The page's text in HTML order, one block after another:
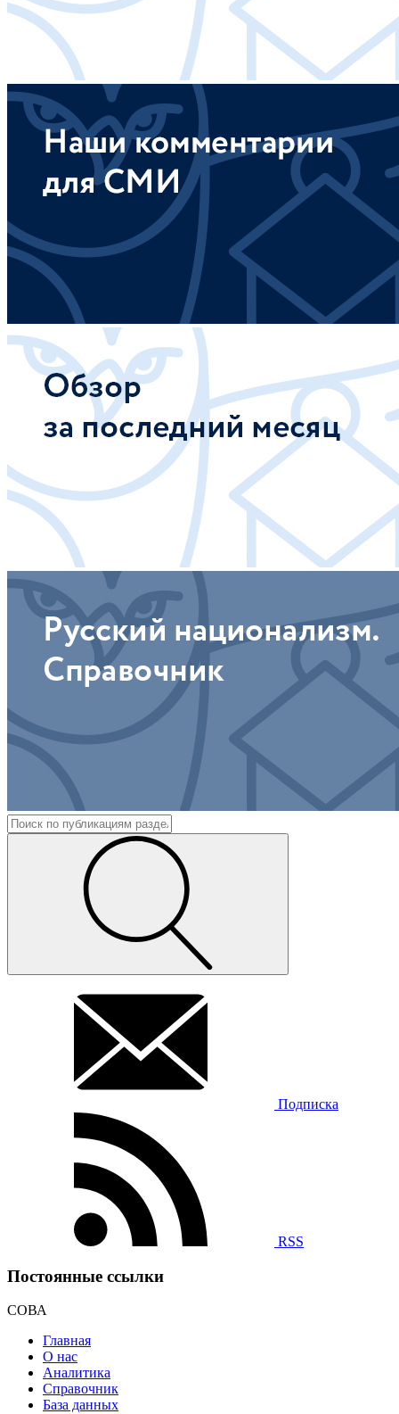
Подписка
RSS
Постоянные ссылки
СОВА
Главная
О нас
Аналитика
Справочник
База данных